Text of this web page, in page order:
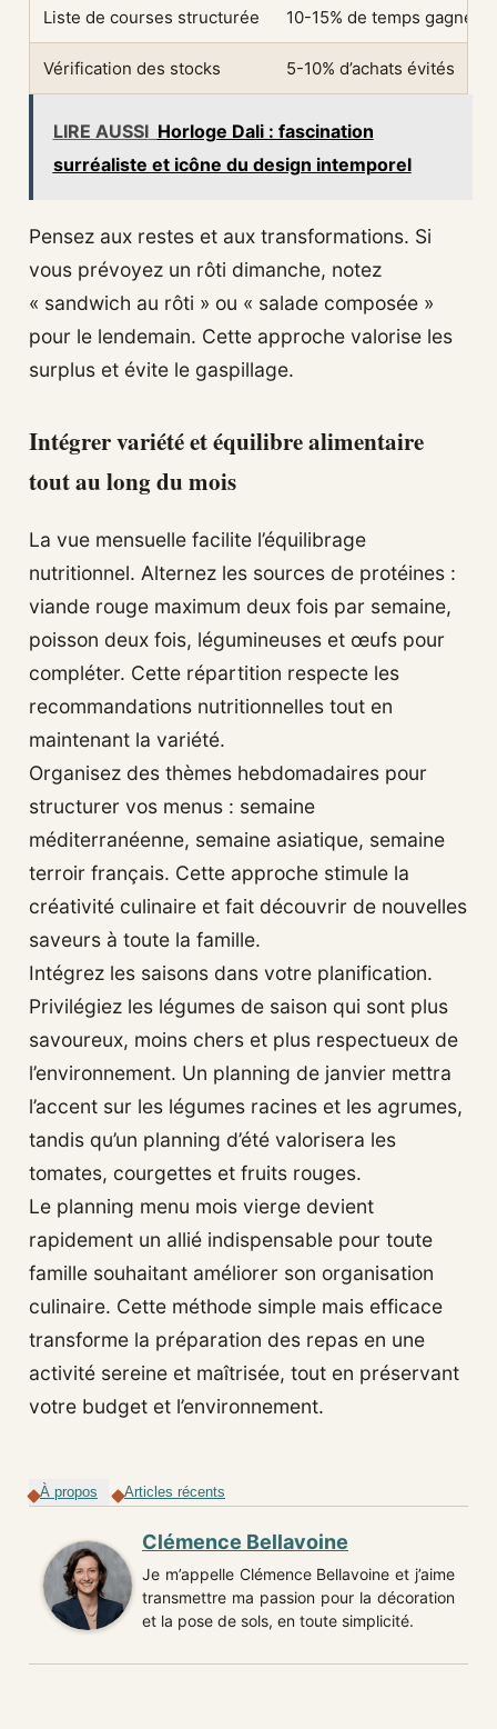
Liste de courses structurée 10-15% de temps gagné
Vérification des stocks 5-10% d’achats évités
LIRE AUSSI Horloge Dali : fascination
surréaliste et icône du design intemporel
Pensez aux restes et aux transformations. Si
vous prévoyez un rôti dimanche, notez
« sandwich au rôti » ou « salade composée »
pour le lendemain. Cette approche valorise les
surplus et évite le gaspillage.
Intégrer variété et équilibre alimentaire
tout au long du mois
La vue mensuelle facilite l’équilibrage
nutritionnel. Alternez les sources de protéines :
viande rouge maximum deux fois par semaine,
poisson deux fois, légumineuses et œufs pour
compléter. Cette répartition respecte les
recommandations nutritionnelles tout en
maintenant la variété.
Organisez des thèmes hebdomadaires pour
structurer vos menus : semaine
méditerranéenne, semaine asiatique, semaine
terroir français. Cette approche stimule la
créativité culinaire et fait découvrir de nouvelles
saveurs à toute la famille.
Intégrez les saisons dans votre planification.
Privilégiez les légumes de saison qui sont plus
savoureux, moins chers et plus respectueux de
l’environnement. Un planning de janvier mettra
l’accent sur les légumes racines et les agrumes,
tandis qu’un planning d’été valorisera les
tomates, courgettes et fruits rouges.
Le planning menu mois vierge devient
rapidement un allié indispensable pour toute
famille souhaitant améliorer son organisation
culinaire. Cette méthode simple mais efficace
transforme la préparation des repas en une
activité sereine et maîtrisée, tout en préservant
votre budget et l’environnement.
À propos Articles récents
Clémence Bellavoine
Je m’appelle Clémence Bellavoine et j’aime
transmettre ma passion pour la décoration
et la pose de sols, en toute simplicité.